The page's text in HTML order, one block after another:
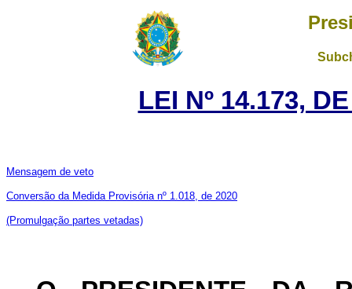
LEI Nº 14.173,
Mensagem de veto
Conversão da Medida Provisória nº 1.018, de 2020
(Promulgação partes vetadas)